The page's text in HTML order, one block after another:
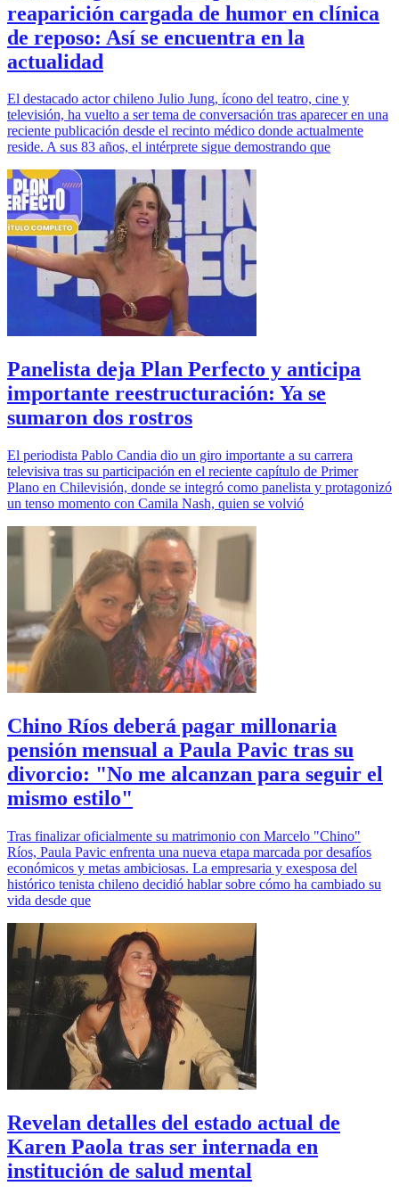
reaparición cargada de humor en clínica
de reposo: Así se encuentra en la
actualidad
El destacado actor chileno Julio Jung, ícono del teatro, cine y
televisión, ha vuelto a ser tema de conversación tras aparecer en una
reciente publicación desde el recinto médico donde actualmente
reside. A sus 83 años, el intérprete sigue demostrando que
Panelista deja Plan Perfecto y anticipa
importante reestructuración: Ya se
sumaron dos rostros
El periodista Pablo Candia dio un giro importante a su carrera
televisiva tras su participación en el reciente capítulo de Primer
Plano en Chilevisión, donde se integró como panelista y protagonizó
un tenso momento con Camila Nash, quien se volvió
Chino Ríos deberá pagar millonaria
pensión mensual a Paula Pavic tras su
divorcio: "No me alcanzan para seguir el
mismo estilo"
Tras finalizar oficialmente su matrimonio con Marcelo "Chino"
Ríos, Paula Pavic enfrenta una nueva etapa marcada por desafíos
económicos y metas ambiciosas. La empresaria y exesposa del
histórico tenista chileno decidió hablar sobre cómo ha cambiado su
vida desde que
Revelan detalles del estado actual de
Karen Paola tras ser internada en
institución de salud mental